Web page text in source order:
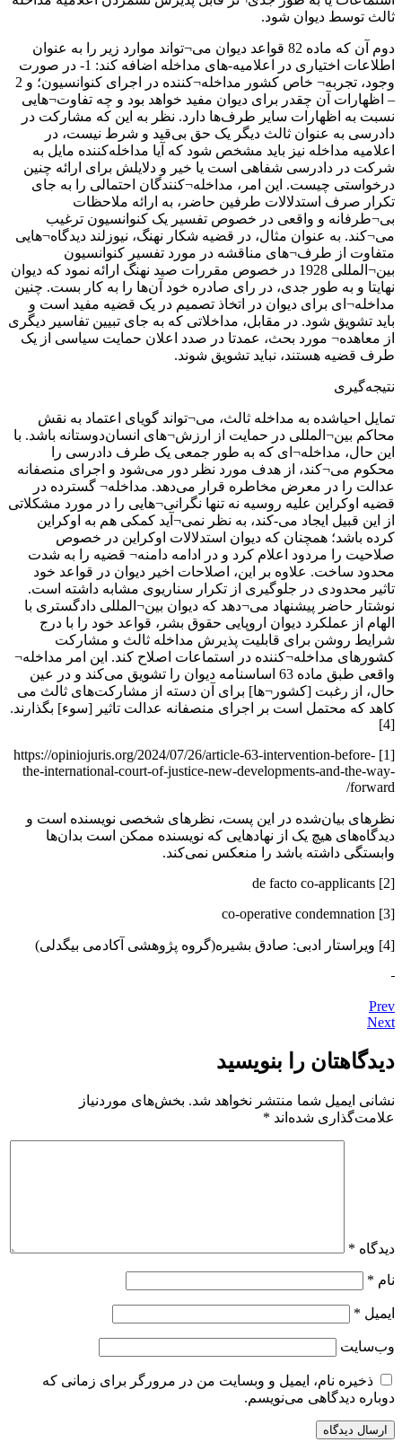
ثالث توسط دیوان شود.
دوم آن که ماده 82 قواعد دیوان می¬تواند موارد زیر را به عنوان
اطلاعات اختیاری در اعلامیه-های مداخله اضافه کند: 1- در صورت
وجود، تجربه¬ خاص کشور مداخله¬کننده در اجرای کنوانسیون؛ و 2
– اظهارات آن چقدر برای دیوان مفید خواهد بود و چه تفاوت¬هایی
نسبت به اظهارات سایر طرف‌ها دارد. نظر به این که مشارکت در
دادرسی به عنوان ثالث دیگر یک حق بی‌قید و شرط نیست، در
اعلامیه مداخله نیز باید مشخص شود که آیا مداخله‌کننده مایل به
شرکت در دادرسی شفاهی است یا خیر و دلایلش برای ارائه چنین
درخواستی چیست. این امر، مداخله¬کنندگان احتمالی را به جای
تکرار صرف استدلالات طرفین حاضر، به ارائه ملاحظات
بی¬طرفانه و واقعی در خصوص تفسیر یک کنوانسیون ترغیب
می¬کند. به عنوان مثال، در قضیه شکار نهنگ، نیوزلند دیدگاه¬هایی
متفاوت از طرف¬های مناقشه در مورد تفسیر کنوانسیون
بین¬المللی 1928 در خصوص مقررات صید نهنگ ارائه نمود که دیوان
نهایتا و به طور جدی، در رای صادره خود آن‌ها را به کار بست. چنین
مداخله¬ای برای دیوان در اتخاذ تصمیم در یک قضیه مفید است و
باید تشویق شود. در مقابل، مداخلاتی که به جای تبیین تفاسیر دیگری
از معاهده¬ مورد بحث، عمدتا در صدد اعلان حمایت سیاسی از یک
طرف قضیه هستند، نباید تشویق شوند.
نتیجه‌گیری
تمایل احیاشده به مداخله ثالث، می¬تواند گویای اعتماد به نقش
محاکم بین¬المللی در حمایت از ارزش¬های انسان‌دوستانه باشد. با
این حال، مداخله¬ای که به طور جمعی یک طرف دادرسی را
محکوم می¬کند، از هدف مورد نظر دور می‌شود و اجرای منصفانه
عدالت را در معرض مخاطره قرار می‌دهد. مداخله¬ گسترده در
قضیه اوکراین علیه روسیه نه تنها نگرانی¬هایی را در مورد مشکلاتی
از این قبیل ایجاد می-کند، به نظر نمی¬آید کمکی هم به اوکراین
کرده باشد؛ همچنان که دیوان استدلالات اوکراین در خصوص
صلاحیت را مردود اعلام کرد و در ادامه دامنه¬ قضیه را به شدت
محدود ساخت. علاوه بر این، اصلاحات اخیر دیوان در قواعد خود
تاثیر محدودی در جلوگیری از تکرار سناریوی مشابه داشته است.
نوشتار حاضر پیشنهاد می¬دهد که دیوان بین¬المللی دادگستری با
الهام از عملکرد دیوان اروپایی حقوق بشر، قواعد خود را با درج
شرایط روشن برای قابلیت پذیرش مداخله ثالث و مشارکت
کشورهای مداخله¬کننده در استماعات اصلاح کند. این امر مداخله¬
واقعی طبق ماده 63 اساسنامه دیوان را تشویق می‌کند و در عین
حال، از رغبت [کشور¬ها] برای آن دسته از مشارکت‌های ثالث می
کاهد که محتمل است بر اجرای منصفانه عدالت تاثیر [سوء] بگذارند.
[4]
[1] https://opiniojuris.org/2024/07/26/article-63-intervention-before-
the-international-court-of-justice-new-developments-and-the-way-
forward/
نظرهای بیان‌شده در این پست، نظرهای شخصی نویسنده است و
دیدگاه‌های هیچ یک از نهادهایی که نویسنده ممکن است بدان‌ها
وابستگی داشته باشد را منعکس نمی‌کند.
[2] de facto co-applicants
[3] co-operative condemnation
[4] ویراستار ادبی: صادق بشیره(گروه پژوهشی آکادمی بیگدلی)
Prev
Next
دیدگاهتان را بنویسید
نشانی ایمیل شما منتشر نخواهد شد. بخش‌های موردنیاز
علامت‌گذاری شده‌اند *
دیدگاه *
نام *
ایمیل *
وب‌سایت
ذخیره نام، ایمیل و وبسایت من در مرورگر برای زمانی که
دوباره دیدگاهی می‌نویسم.